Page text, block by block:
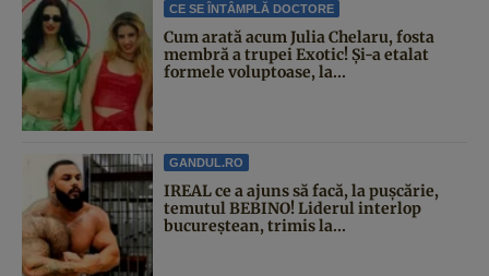
CE SE ÎNTÂMPLĂ DOCTORE
Cum arată acum Julia Chelaru, fosta
membră a trupei Exotic! Și-a etalat
formele voluptoase, la...
GANDUL.RO
IREAL ce a ajuns să facă, la pușcărie,
temutul BEBINO! Liderul interlop
bucureștean, trimis la...